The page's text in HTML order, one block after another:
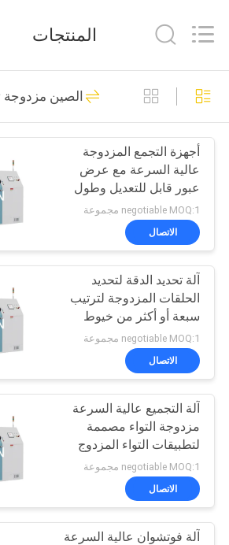
الصفحة
الرئيسية
المنتجات
فيديوهات
عرض
حولنا
جولة
المصنع
مراقبة
الجودة
and
Mechanical
Rights
الأسلاك
الربط
124
سلك اللف آلة
47
مزدوجة تويست
بونشينغ
88
المنتجات
الصين مزدوجة
أجهزة التجمع المزدوجة
عالية السرعة مع عرض
عبور قابل للتعديل وطول
وضع لمتطلبات سلكية
مخصصة
negotiable MOQ:1 مجموعة
الاتصال
آلة تحديد الدقة لتحديد
الحلقات المزدوجة لترتيب
سبعة أو أكثر من خيوط
الأسلاك النحاسية العارية
المزدوجة والمصفوفة
بالفضة
negotiable MOQ:1 مجموعة
الاتصال
آلة التجميع عالية السرعة
مزدوجة التواء مصممة
لتطبيقات التواء المزدوج
للأسلاك الأساسية والأسلاك
المتعددة الأطراف
negotiable MOQ:1 مجموعة
الاتصال
آلة فوتشوان عالية السرعة